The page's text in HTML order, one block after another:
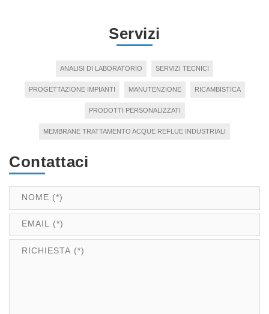
Servizi
ANALISI DI LABORATORIO SERVIZI TECNICI
PROGETTAZIONE IMPIANTI MANUTENZIONE RICAMBISTICA
PRODOTTI PERSONALIZZATI
MEMBRANE TRATTAMENTO ACQUE REFLUE INDUSTRIALI
Contattaci